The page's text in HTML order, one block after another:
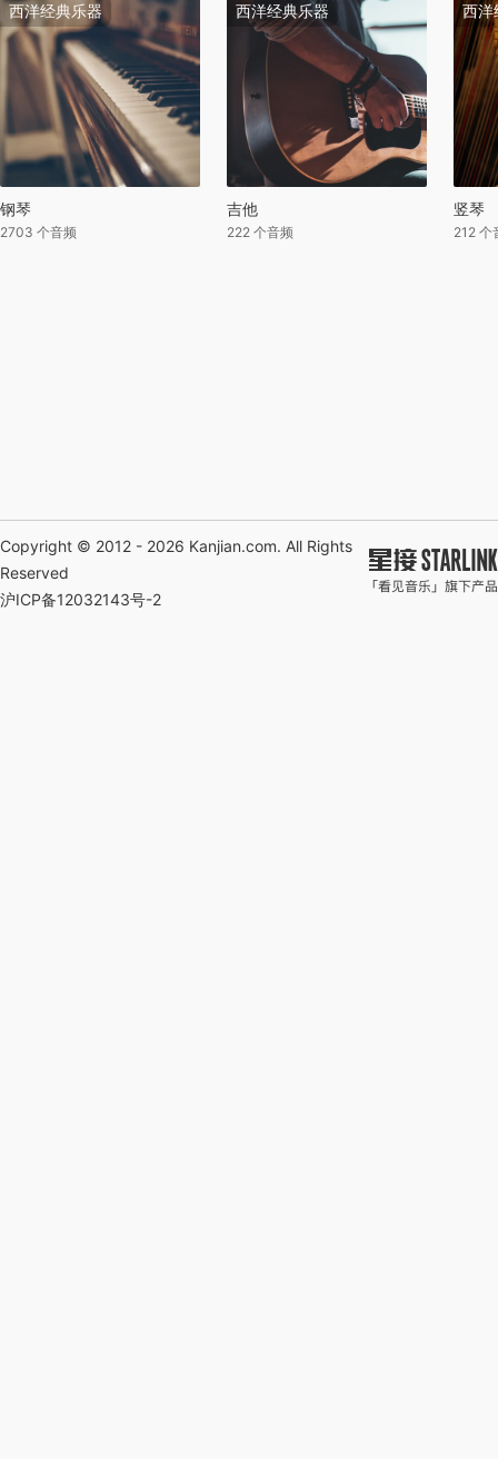
西洋经典乐器
钢琴
2703 个音频
西洋经典乐器
吉他
222 个音频
西洋
竖琴
212 个
Copyright © 2012 - 2026 Kanjian.com. All Rights
Reserved
沪ICP备12032143号-2